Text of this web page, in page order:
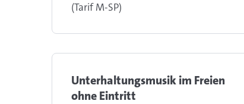
(Tarif M-SP)
Unterhaltungsmusik im Freien
ohne Eintritt